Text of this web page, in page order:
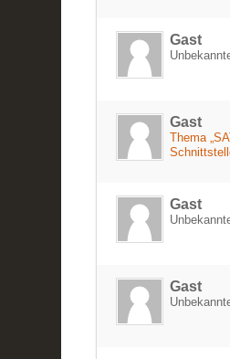
Gast
Gast
Thema
Gast
Gast